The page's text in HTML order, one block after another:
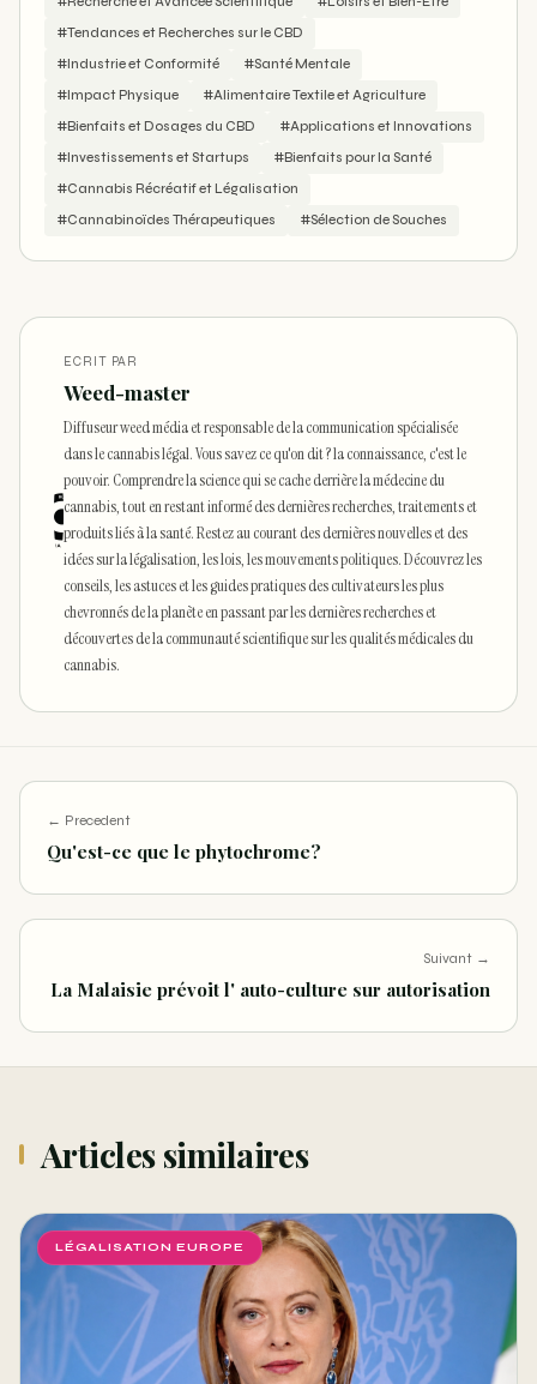
#Tendances et Recherches sur le CBD
#Industrie et Conformité
#Santé Mentale
#Impact Physique
#Alimentaire Textile et Agriculture
#Bienfaits et Dosages du CBD
#Applications et Innovations
#Investissements et Startups
#Bienfaits pour la Santé
#Cannabis Récréatif et Légalisation
#Cannabinoïdes Thérapeutiques
#Sélection de Souches
ECRIT PAR
Weed-master
Diffuseur weed média et responsable de la communication spécialisée
dans le cannabis légal. Vous savez ce qu'on dit ? la connaissance, c'est le
pouvoir. Comprendre la science qui se cache derrière la médecine du
cannabis, tout en restant informé des dernières recherches, traitements et
produits liés à la santé. Restez au courant des dernières nouvelles et des
idées sur la légalisation, les lois, les mouvements politiques. Découvrez les
conseils, les astuces et les guides pratiques des cultivateurs les plus
chevronnés de la planète en passant par les dernières recherches et
découvertes de la communauté scientifique sur les qualités médicales du
cannabis.
← Precedent
Qu'est-ce que le phytochrome?
Suivant →
La Malaisie prévoit l' auto-culture sur autorisation
Articles similaires
LÉGALISATION EUROPE